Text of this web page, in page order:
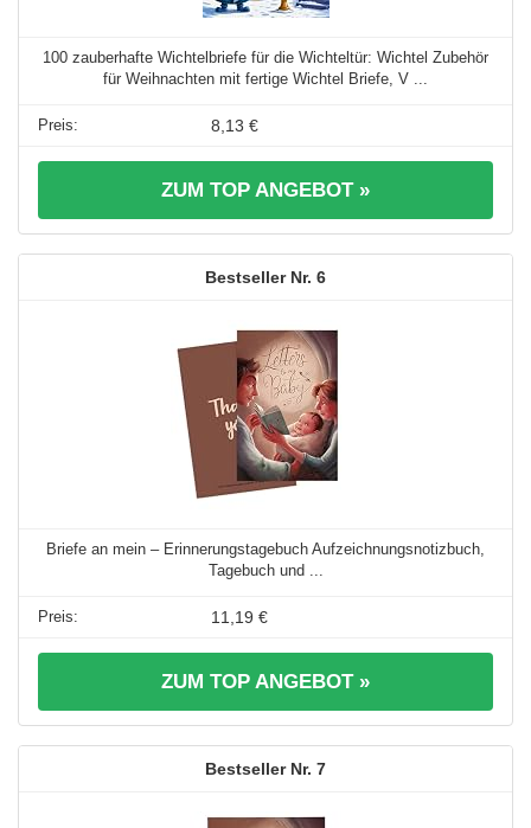
100 zauberhafte Wichtelbriefe für die Wichteltür: Wichtel Zubehör
für Weihnachten mit fertige Wichtel Briefe, V ...
8,13 €
ZUM TOP ANGEBOT »
6
Briefe an mein – Erinnerungstagebuch Aufzeichnungsnotizbuch,
Tagebuch und ...
11,19 €
ZUM TOP ANGEBOT »
7